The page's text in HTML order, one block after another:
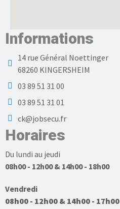
Informations
14 rue Général Noettinger
68260 KINGERSHEIM
03 89 51 31 00
03 89 51 31 01
ck@jobsecu.fr
Horaires
Du lundi au jeudi
08h00 - 12h00 & 14h00 - 18h00
Vendredi
08h00 - 12h00 & 14h00 - 17h00